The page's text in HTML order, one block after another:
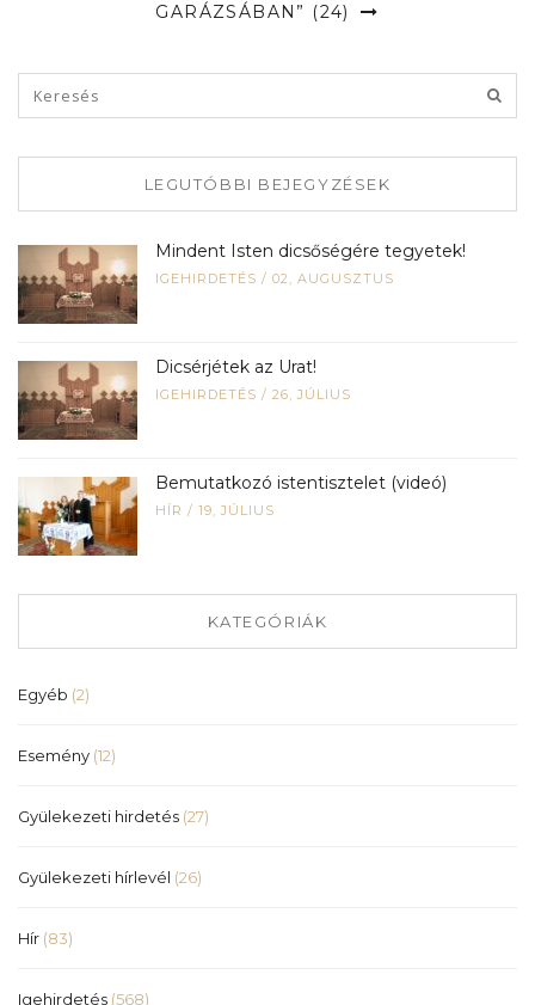
GARÁZSÁBAN” (24)
LEGUTÓBBI BEJEGYZÉSEK
Mindent Isten dicsőségére tegyetek!
IGEHIRDETÉS / 02, AUGUSZTUS
Dicsérjétek az Urat!
IGEHIRDETÉS / 26, JÚLIUS
Bemutatkozó istentisztelet (videó)
HÍR / 19, JÚLIUS
KATEGÓRIÁK
Egyéb (2)
Esemény (12)
Gyülekezeti hirdetés (27)
Gyülekezeti hírlevél (26)
Hír (83)
Igehirdetés (568)